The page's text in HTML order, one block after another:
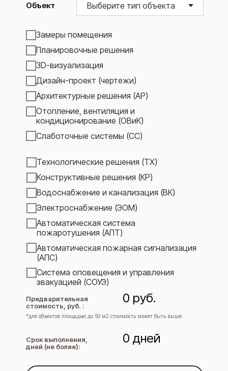
Замеры помещения
Планировочные решения
3D-визуализация
Дизайн-проект (чертежи)
Архитектурные решения (АР)
Отопление, вентиляция и
кондиционирование (ОВиК)
Слаботочные системы (СС)
0 дней
Срок выполнения,
дней (не более):
*для объектов площадью до 50 м2 стоимость может быть выше
Предварительная
стоимость, руб. :
0 руб.
Технологические решения (ТХ)
Конструктивные решения (КР)
Водоснабжение и канализация (ВК)
Электроснабжение (ЭОМ)
Автоматическая система
пожаротушения (АПТ)
Автоматическая пожарная сигнализация
(АПС)
Система оповещения и управления
эвакуацией (СОУЭ)
Объект